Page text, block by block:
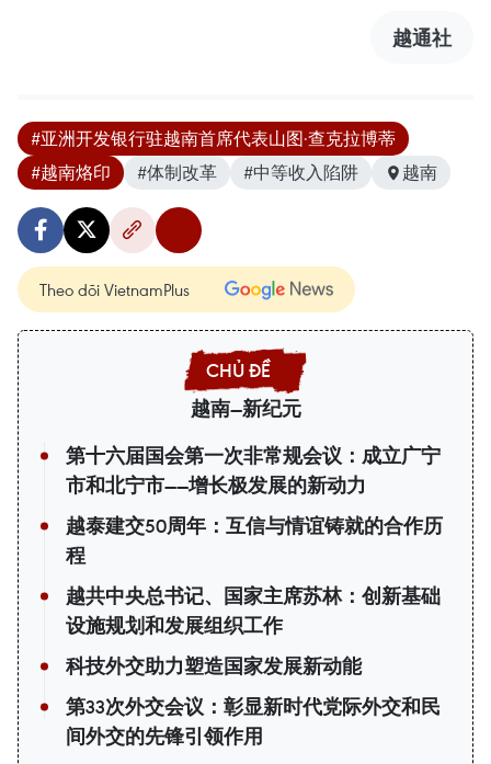
越通社
#亚洲开发银行驻越南首席代表山图·查克拉博蒂
#越南烙印
#体制改革 #中等收入陷阱 越南
Theo dõi VietnamPlus
越南—新纪元
第十六届国会第一次非常规会议：成立广宁
市和北宁市——增长极发展的新动力
越泰建交50周年：互信与情谊铸就的合作历
程
越共中央总书记、国家主席苏林：创新基础
设施规划和发展组织工作
科技外交助力塑造国家发展新动能
第33次外交会议：彰显新时代党际外交和民
间外交的先锋引领作用